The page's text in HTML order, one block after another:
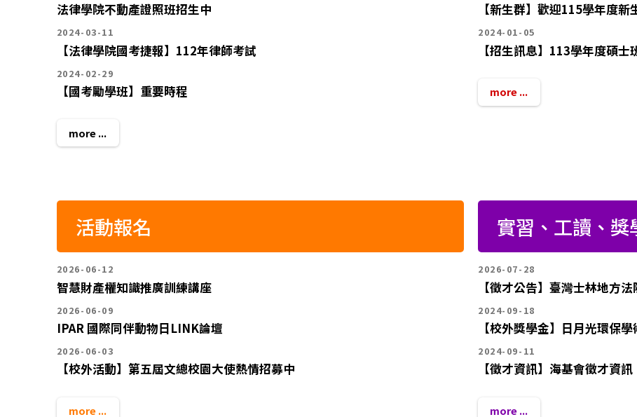
法律學院不動產證照班招生中
2024-03-11
【法律學院國考捷報】112年律師考試
2024-02-29
【國考勵學班】重要時程
more ...
【新生群】歡迎115學年度新
2024-01-05
【招生訊息】113學年度碩士
more ...
活動報名
2026-06-12
智慧財產權知識推廣訓練講座
2026-06-09
IPAR 國際同伴動物日LINK論壇
2026-06-03
【校外活動】第五屆文總校園大使熱情招募中
more ...
實習、工讀、獎
2026-07-28
【徵才公告】臺灣士林地方
2024-09-18
【校外獎學金】日月光環保
2024-09-11
【徵才資訊】海基會徵才資訊
more ...